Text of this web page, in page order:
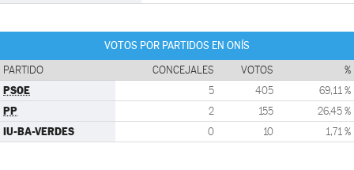
VOTOS POR PARTIDOS EN ONÍS
PARTIDO CONCEJALES VOTOS %
PSOE 5 405 69,11 %
PP 2 155 26,45 %
IU-BA-VERDES 0 10 1,71 %